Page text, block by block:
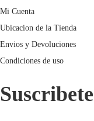
Mi Cuenta
Ubicacion de la Tienda
Envios y Devoluciones
Condiciones de uso
Suscribete